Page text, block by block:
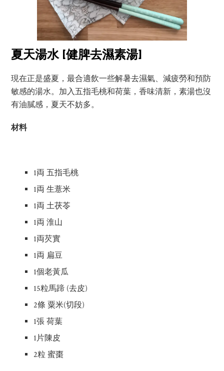
夏天湯水 [健脾去濕素湯]
現在正是盛夏，最合適飲一些解暑去濕氣、減疲勞和預防
敏感的湯水。加入五指毛桃和荷葉，香味清新，素湯也沒
有油膩感，夏天不妨多。
材料
1両 五指毛桃
1両 生薏米
1両 土茯苓
1両 淮山
1両芡實
1両 扁豆
1個老黃瓜
15粒馬蹄 (去皮)
2條 粟米(切段)
1張 荷葉
1片陳皮
2粒 蜜棗